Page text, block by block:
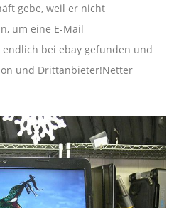
gebe, weil er nicht
um eine E-Mail
bei ebay gefunden und
und Drittanbieter!Netter